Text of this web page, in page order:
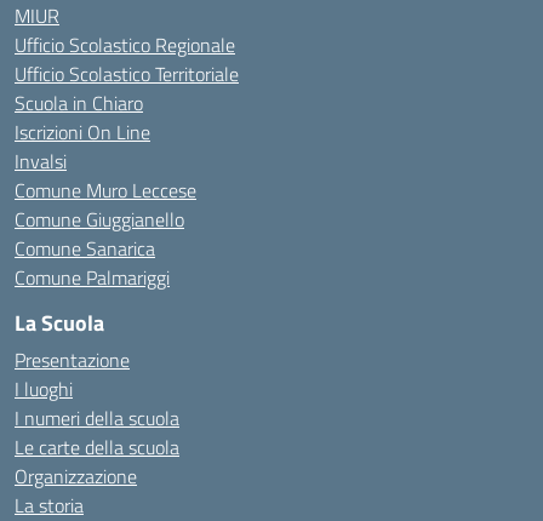
MIUR
Ufficio Scolastico Regionale
Ufficio Scolastico Territoriale
Scuola in Chiaro
Iscrizioni On Line
Invalsi
Comune Muro Leccese
Comune Giuggianello
Comune Sanarica
Comune Palmariggi
La Scuola
Presentazione
I luoghi
I numeri della scuola
Le carte della scuola
Organizzazione
La storia